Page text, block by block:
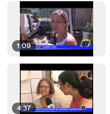
1:09
4:37